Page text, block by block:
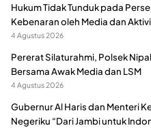
Hukum Tidak Tunduk pada
Kebenaran oleh Media dan
4 Agustus 2026
Pererat Silaturahmi, Polsek
Bersama Awak Media dan LSM
4 Agustus 2026
Gubernur Al Haris dan Menteri
Negeriku “Dari Jambi untuk